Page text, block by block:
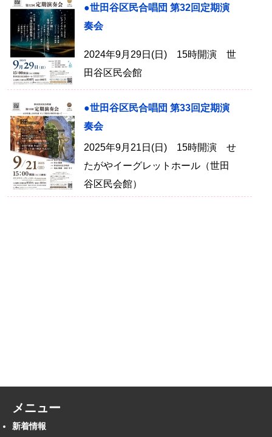
●世田谷区民合唱団 第32回定期演
奏会
2024年9月29日(日) 15時開演 世
田谷区民会館
●世田谷区民合唱団 第33回定期演
奏会
2025年9月21日(日) 15時開演 せ
たがやイーグレットホール（世田
谷区民会館）
メニュー
新着情報